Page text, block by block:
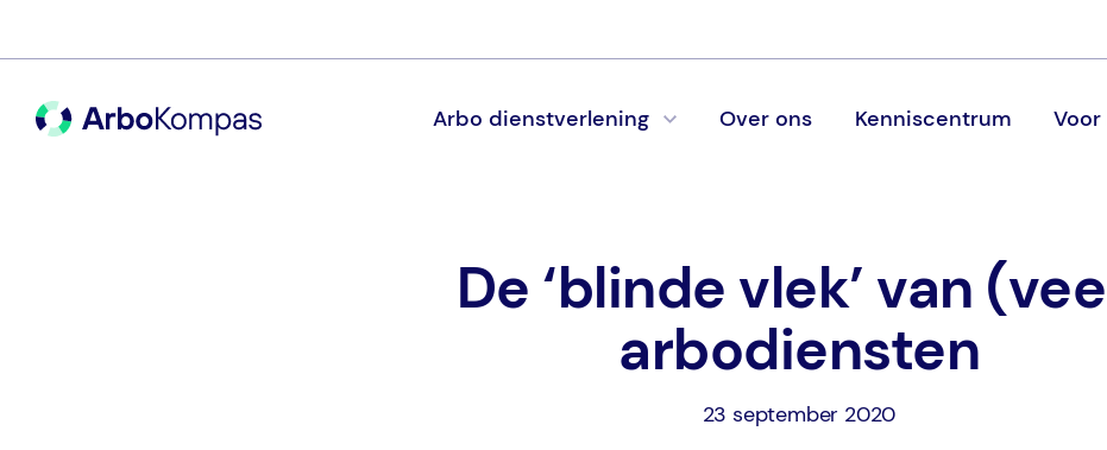
Arbo dienstverlening Over ons Kenniscentrum
De ‘blinde vlek’ van
arbodiensten
23 september 2020